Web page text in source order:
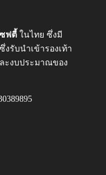
ซฟตี้ ในไทย ซึ่งมี
รับนำเข้ารองเท้า
ะงบประมาณของ